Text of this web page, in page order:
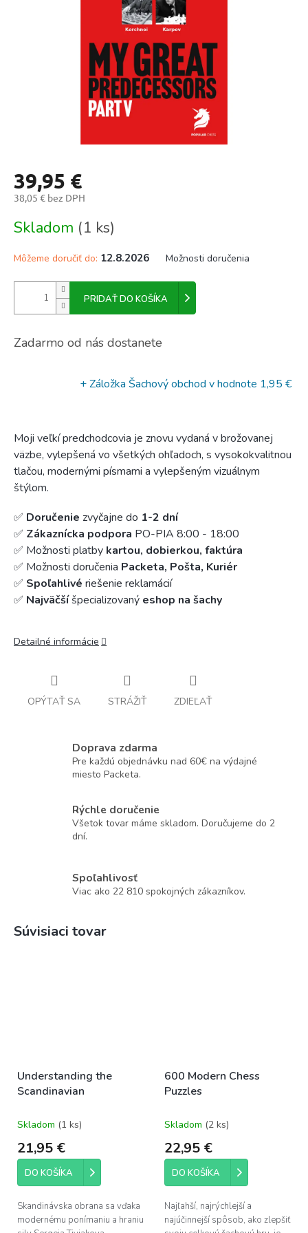
39,95 €
38,05 € bez DPH
cena:
Skladom (1 ks)
Môžeme doručiť do: 12.8.2026 Možnosti doručenia
PRIDAŤ DO KOŠÍKA
Zadarmo od nás dostanete
+ Záložka Šachový obchod v hodnote 1,95 €
Moji veľkí predchodcovia je znovu vydaná v brožovanej
väzbe, vylepšená vo všetkých ohľadoch, s vysokokvalitnou
tlačou, modernými písmami a vylepšeným vizuálnym
štýlom.
✅ Doručenie zvyčajne do 1-2 dní
✅ Zákaznícka podpora PO-PIA 8:00 - 18:00
✅ Možnosti platby kartou, dobierkou, faktúra
✅ Možnosti doručenia Packeta, Pošta, Kuriér
✅ Spoľahlivé riešenie reklamácií
✅ Najväčšíšpecializovaný eshop na šachy
Detailné informácie
OPÝTAŤ SA STRÁŽIŤ ZDIEĽAŤ
Doprava zdarma
Pre každú objednávku nad 60€ na výdajné
miesto Packeta.
Rýchle doručenie
Všetok tovar máme skladom. Doručujeme do 2
dní.
Spoľahlivosť
Viac ako 22 810 spokojných zákazníkov.
Súvisiaci tovar
Understanding the
Scandinavian
Skladom (1 ks)
21,95 €
DO KOŠÍKA
Skandinávska obrana sa vďaka
modernému ponímaniu a hraniu
600 Modern Chess
Puzzles
Skladom (2 ks)
22,95 €
DO KOŠÍKA
Najľahší, najrýchlejší a
najúčinnejší spôsob, ako zlepšiť